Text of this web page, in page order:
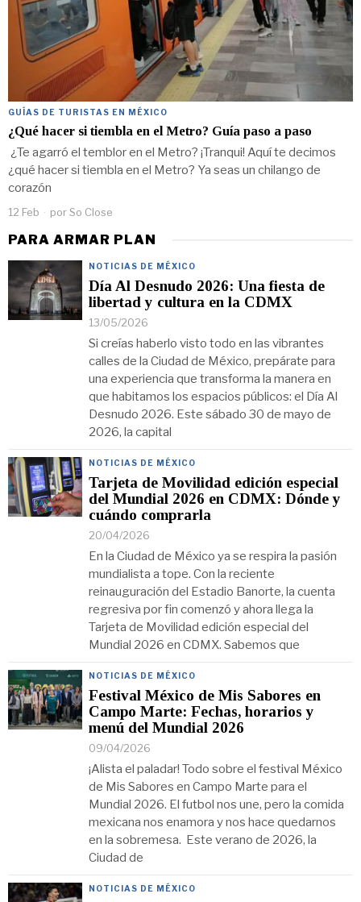
GUÍAS DE TURISTAS EN MÉXICO
¿Qué hacer si tiembla en el Metro? Guía paso a paso
¿Te agarró el temblor en el Metro? ¡Tranqui! Aquí te decimos
¿qué hacer si tiembla en el Metro? Ya seas un chilango de
corazón
12 Feb porSo Close
PARA ARMAR PLAN
NOTICIAS DE MÉXICO
Día Al Desnudo 2026: Una fiesta de
libertad y cultura en la CDMX
13/05/2026
Si creías haberlo visto todo en las vibrantes
calles de la Ciudad de México, prepárate para
una experiencia que transforma la manera en
que habitamos los espacios públicos: el Día Al
Desnudo 2026. Este sábado 30 de mayo de
2026, la capital
NOTICIAS DE MÉXICO
Tarjeta de Movilidad edición especial
del Mundial 2026 en CDMX: Dónde y
cuándo comprarla
20/04/2026
En la Ciudad de México ya se respira la pasión
mundialista a tope. Con la reciente
reinauguración del Estadio Banorte, la cuenta
regresiva por fin comenzó y ahora llega la
Tarjeta de Movilidad edición especial del
Mundial 2026 en CDMX. Sabemos que
NOTICIAS DE MÉXICO
Festival México de Mis Sabores en
Campo Marte: Fechas, horarios y
menú del Mundial 2026
09/04/2026
¡Alista el paladar! Todo sobre el festival México
de Mis Sabores en Campo Marte para el
Mundial 2026. El futbol nos une, pero la comida
mexicana nos enamora y nos hace quedarnos
en la sobremesa. Este verano de 2026, la
Ciudad de
NOTICIAS DE MÉXICO